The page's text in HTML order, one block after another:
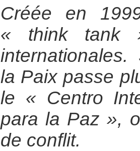
Créée en
« think tank
la Paix passe
le « Centro
para la Paz »,
de conflit.